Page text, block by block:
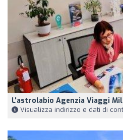
L'astrolabio Agenzia Viaggi
Visualizza indirizzo e dati di